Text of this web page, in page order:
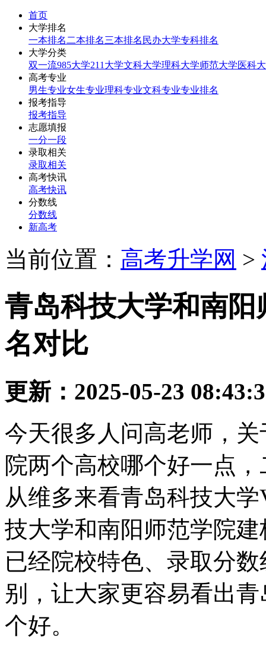
首页
大学排名
一本排名 二本排名三本排名 民办大学专科排名
大学分类
双一流985大学211大学文科大学理科大学师范大学医科
高考专业
男生专业女生专业理科专业文科专业专业排名
报考指导
报考指导
志愿填报
一分一段
录取相关
录取相关
高考快讯
高考快讯
分数线
分数线
新高考
当前位置： 高考升学网 >
青岛科技大学和南
名对比
更新：2025-05-23
今天很多人问高老师，
院两个高校哪个好一点
从维多来看青岛科技大
技大学和南阳师范学院
已经院校特色、录取分
别，让大家更容易看出
个好。